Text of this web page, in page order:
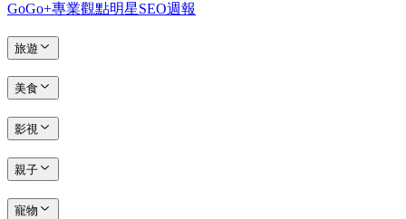
GoGo+專業觀點明星SEO週報
旅遊
美食
影視
親子
寵物